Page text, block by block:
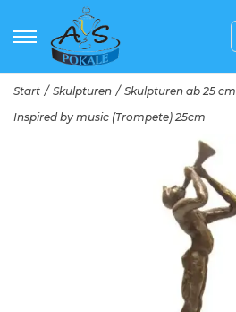
Start / Skulpturen / Skulpturen ab 25 cm
Inspired by music (Trompete) 25cm